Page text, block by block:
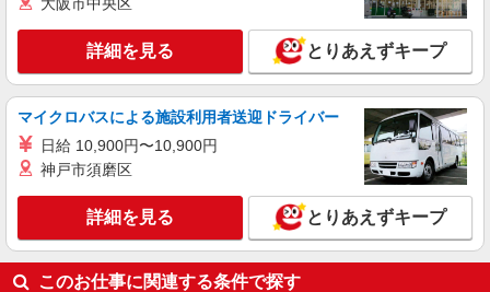
詳細を見る とりあえずキープ
マイクロバスによる施設利用者送迎ドライバー
日給 10,900円〜10,900円
神戸市須磨区
詳細を見る とりあえずキープ
このお仕事に関連する条件で探す